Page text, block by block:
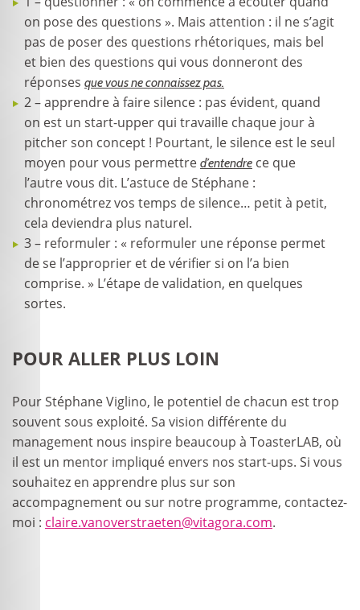
on pose des questions ». Mais attention : il ne s’agit
pas de poser des questions rhétoriques, mais bel
et bien des questions qui vous donneront des
réponses que vous ne connaissez pas.
2 – apprendre à faire silence : pas évident, quand
on est un start-upper qui travaille chaque jour à
pitcher son concept ! Pourtant, le silence est le seul
moyen pour vous permettre d’entendre ce que
l’autre vous dit. L’astuce de Stéphane :
chronométrez vos temps de silence… petit à petit,
cela deviendra plus naturel.
3 – reformuler : « reformuler une réponse permet
de se l’approprier et de vérifier si on l’a bien
comprise. » L’étape de validation, en quelques
sortes.
POUR ALLER PLUS LOIN
Pour Stéphane Viglino, le potentiel de chacun est trop
souvent sous exploité. Sa vision différente du
management nous inspire beaucoup à ToasterLAB, où
il est un mentor impliqué envers nos start-ups. Si vous
souhaitez en apprendre plus sur son
accompagnement ou sur notre programme, contactez-
moi : claire.vanoverstraeten@vitagora.com.